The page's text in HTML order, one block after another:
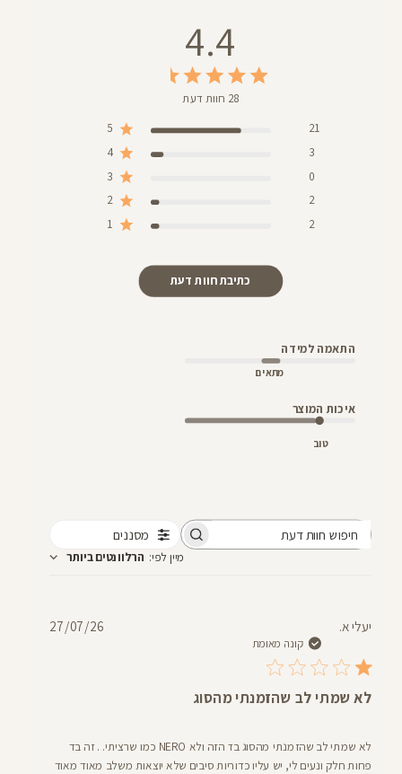
4.4
28 חוות דעת
5
21
4
3
3
0
2 2
1 2
כתיבת חוות דעת
התאמה למידה
מתאים
איכות המוצר
טוב
מסננים
מיין לפי: הרלוונטים ביותר
יעלי א.
קונה מאומת
לא שמתי לב שהזמנתי מהסוג
לא שמתי לב שהזמנתי מהסוג בד הזה ולא NERO כמו שרציתי. . זה בד
פחות חלק ונעים לי, יש עליו כדוריות סיבים שלא יוצאות משלב מאוד מאוד
27/07/26